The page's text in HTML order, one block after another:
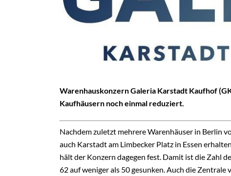
Warenhauskonzern Galeria Karstadt Kaufhof
Kaufhäusern noch einmal reduziert.
Nachdem zuletzt mehrere Warenhäuser in Berlin
auch Karstadt am Limbecker Platz in Essen
hält der Konzern dagegen fest. Damit ist die Zahl
62 auf weniger als 50 gesunken. Auch die